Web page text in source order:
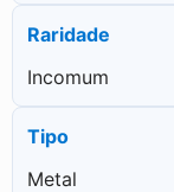
Raridade
Incomum
Tipo
Metal